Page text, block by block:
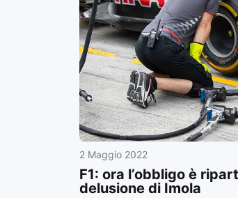
2 Maggio 2022
F1: ora l’obbligo è
delusione di Imola